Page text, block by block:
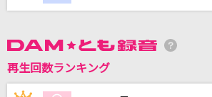
カラオケをもっと楽しもう！
再生回数ランキング